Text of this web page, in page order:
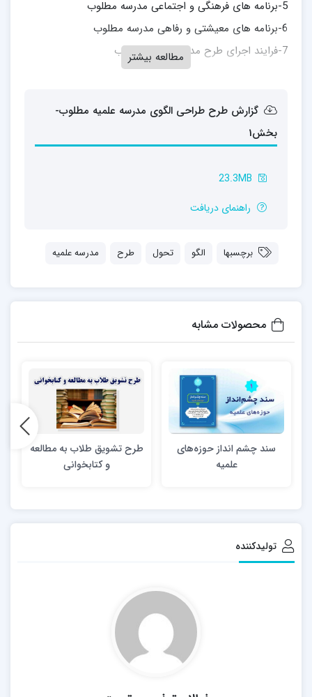
5-برنامه های فرهنگی و اجتماعی مدرسه مطلوب
6-برنامه های معیشتی و رفاهی مدرسه مطلوب
7-فرایند اجرای طرح مدرسه علمیه مطلوب
مطالعه بیشتر
گزارش طرح طراحی الگوی مدرسه علمیه مطلوب-
بخش1
23.3MB
راهنمای دریافت
برچسبها الگو تحول طرح مدرسه علمیه
محصولات مشابه
سند چشم انداز حوزه‌های
علمیه
طرح تشویق طلاب به مطالعه
و کتابخوانی
تولیدکننده